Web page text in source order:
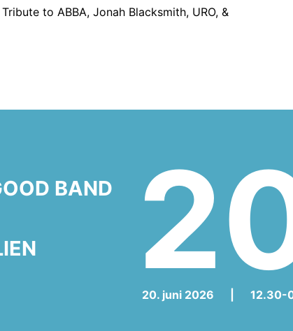
to ABBA, Jonah Blacksmith, URO, &
BAND
20. juni 2026 12.30-